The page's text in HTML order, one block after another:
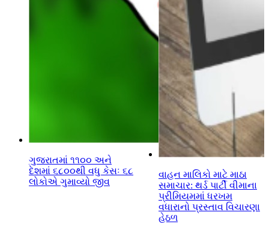
ગુજરાતમાં ૧૧૦૦ અને
દેશમાં ૬૮૦૦થી વધુ કેસઃ ૬૮
લોકોએ ગુમાવ્યો જીવ
વાહન માલિકો માટે માઠા
સમાચાર: થર્ડ પાર્ટી વીમાના
પ્રીમિયમમાં ધરખમ
વધારાનો પ્રસ્તાવ વિચારણા
હેઠળ